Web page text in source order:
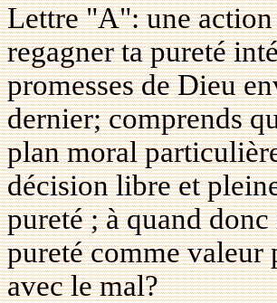
Lettre "A": une action
regagner ta pureté
promesses de Dieu
dernier; comprends
plan moral
décision libre et
pureté ; à quand
pureté comme valeur
avec le mal?